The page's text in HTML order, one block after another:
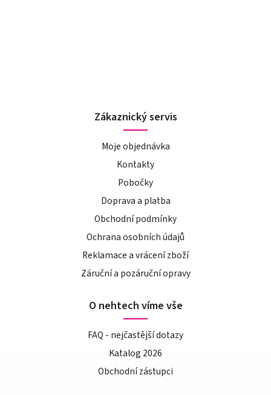
Zákaznický servis
Moje objednávka
Kontakty
Pobočky
Doprava a platba
Obchodní podmínky
Ochrana osobních údajů
Reklamace a vrácení zboží
Záruční a pozáruční opravy
O nehtech víme vše
FAQ - nejčastější dotazy
Katalog 2026
Obchodní zástupci